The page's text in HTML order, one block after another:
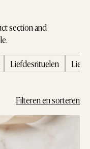
section and
Liefdesrituelen
Filteren en sorteren